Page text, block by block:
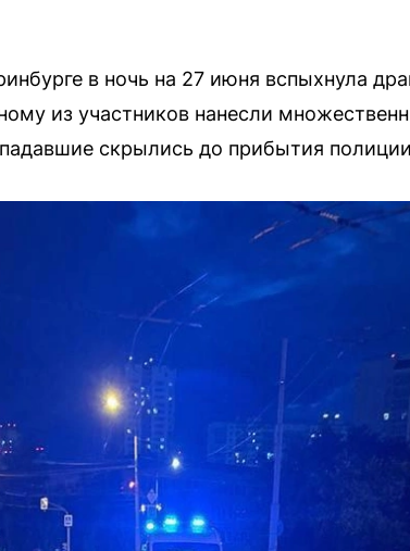
в ночь на 27 июня вспыхнула
из участников нанесли
скрылись до прибытия